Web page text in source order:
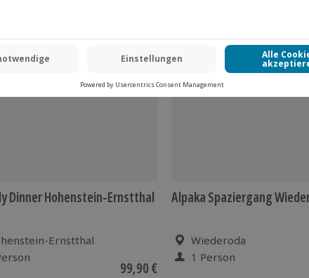
an der Alpakaweide
Dinner Hohenstein-Ernstthal
Ernstthal
99,90 €
Alpaka Spaziergang
Wiederoda
1 Person